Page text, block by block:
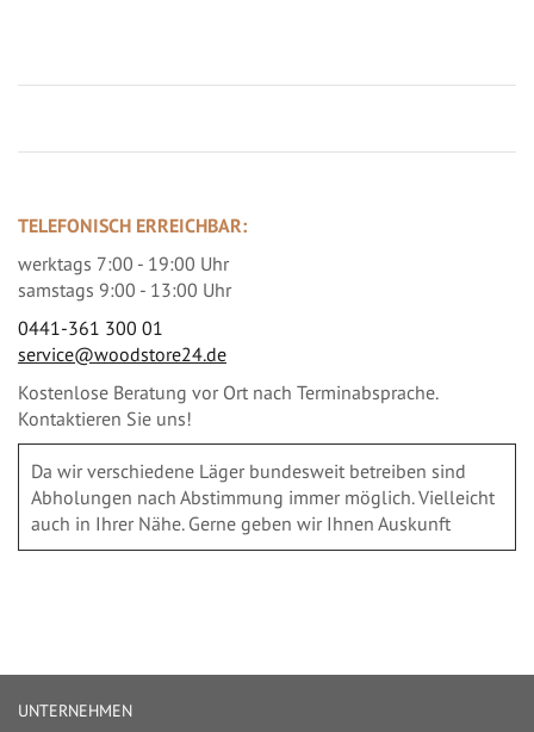
TELEFONISCH ERREICHBAR:
werktags 7:00 - 19:00 Uhr
samstags 9:00 - 13:00 Uhr
0441-361 300 01
service@woodstore24.de
Kostenlose Beratung vor Ort nach Terminabsprache.
Kontaktieren Sie uns!
Da wir verschiedene Läger bundesweit betreiben sind
Abholungen nach Abstimmung immer möglich. Vielleicht
auch in Ihrer Nähe. Gerne geben wir Ihnen Auskunft
UNTERNEHMEN